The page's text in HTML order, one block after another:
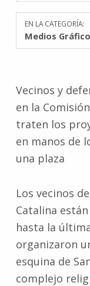
EN LA CATEGORÍA:
Medios
Vecinos y
en la
traten los
en manos de
una plaza
Los vecinos
Catalina
hasta la
organizaron
esquina de
complejo